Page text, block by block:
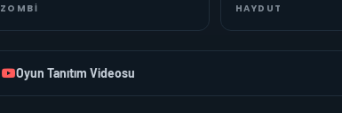
ZOMBI HAYDUT
Oyun Tanıtım Videosu